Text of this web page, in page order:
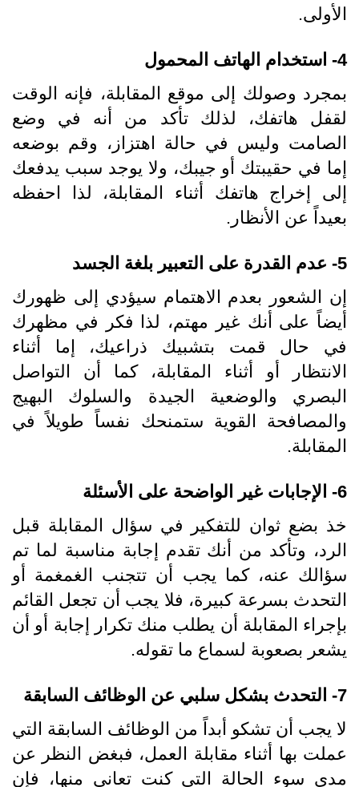
الأولى.
4- استخدام الهاتف المحمول
بمجرد وصولك إلى موقع المقابلة، فإنه الوقت
لقفل هاتفك، لذلك تأكد من أنه في وضع
الصامت وليس في حالة اهتزاز، وقم بوضعه
إما في حقيبتك أو جيبك، ولا يوجد سبب يدفعك
إلى إخراج هاتفك أثناء المقابلة، لذا احفظه
بعيداً عن الأنظار.
5- عدم القدرة على التعبير بلغة الجسد
إن الشعور بعدم الاهتمام سيؤدي إلى ظهورك
أيضاً على أنك غير مهتم، لذا فكر في مظهرك
في حال قمت بتشبيك ذراعيك، إما أثناء
الانتظار أو أثناء المقابلة، كما أن التواصل
البصري والوضعية الجيدة والسلوك البهيج
والمصافحة القوية ستمنحك نفساً طويلاً في
المقابلة.
6- الإجابات غير الواضحة على الأسئلة
خذ بضع ثوان للتفكير في سؤال المقابلة قبل
الرد، وتأكد من أنك تقدم إجابة مناسبة لما تم
سؤالك عنه، كما يجب أن تتجنب الغمغمة أو
التحدث بسرعة كبيرة، فلا يجب أن تجعل القائم
بإجراء المقابلة أن يطلب منك تكرار إجابة أو أن
يشعر بصعوبة لسماع ما تقوله.
7- التحدث بشكل سلبي عن الوظائف السابقة
لا يجب أن تشكو أبداً من الوظائف السابقة التي
عملت بها أثناء مقابلة العمل، فبغض النظر عن
مدى سوء الحالة التي كنت تعاني منها، فإن